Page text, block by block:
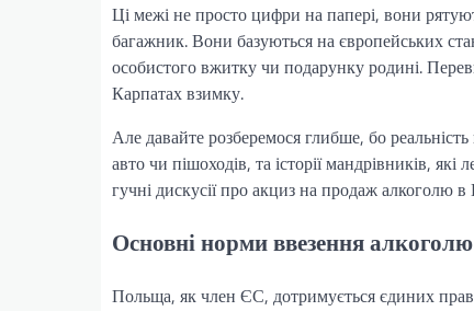
Ці межі не просто цифри на папері, вони
багажник. Вони базуються на європейських
особистого вжитку чи подарунку родині.
Карпатах взимку.
Але давайте розберемося глибше, бо
авто чи пішоходів, та історії мандрівників,
гучні дискусії про акциз на продаж алкоголю
Основні норми ввезення
Польща, як член ЄС, дотримується єдиних